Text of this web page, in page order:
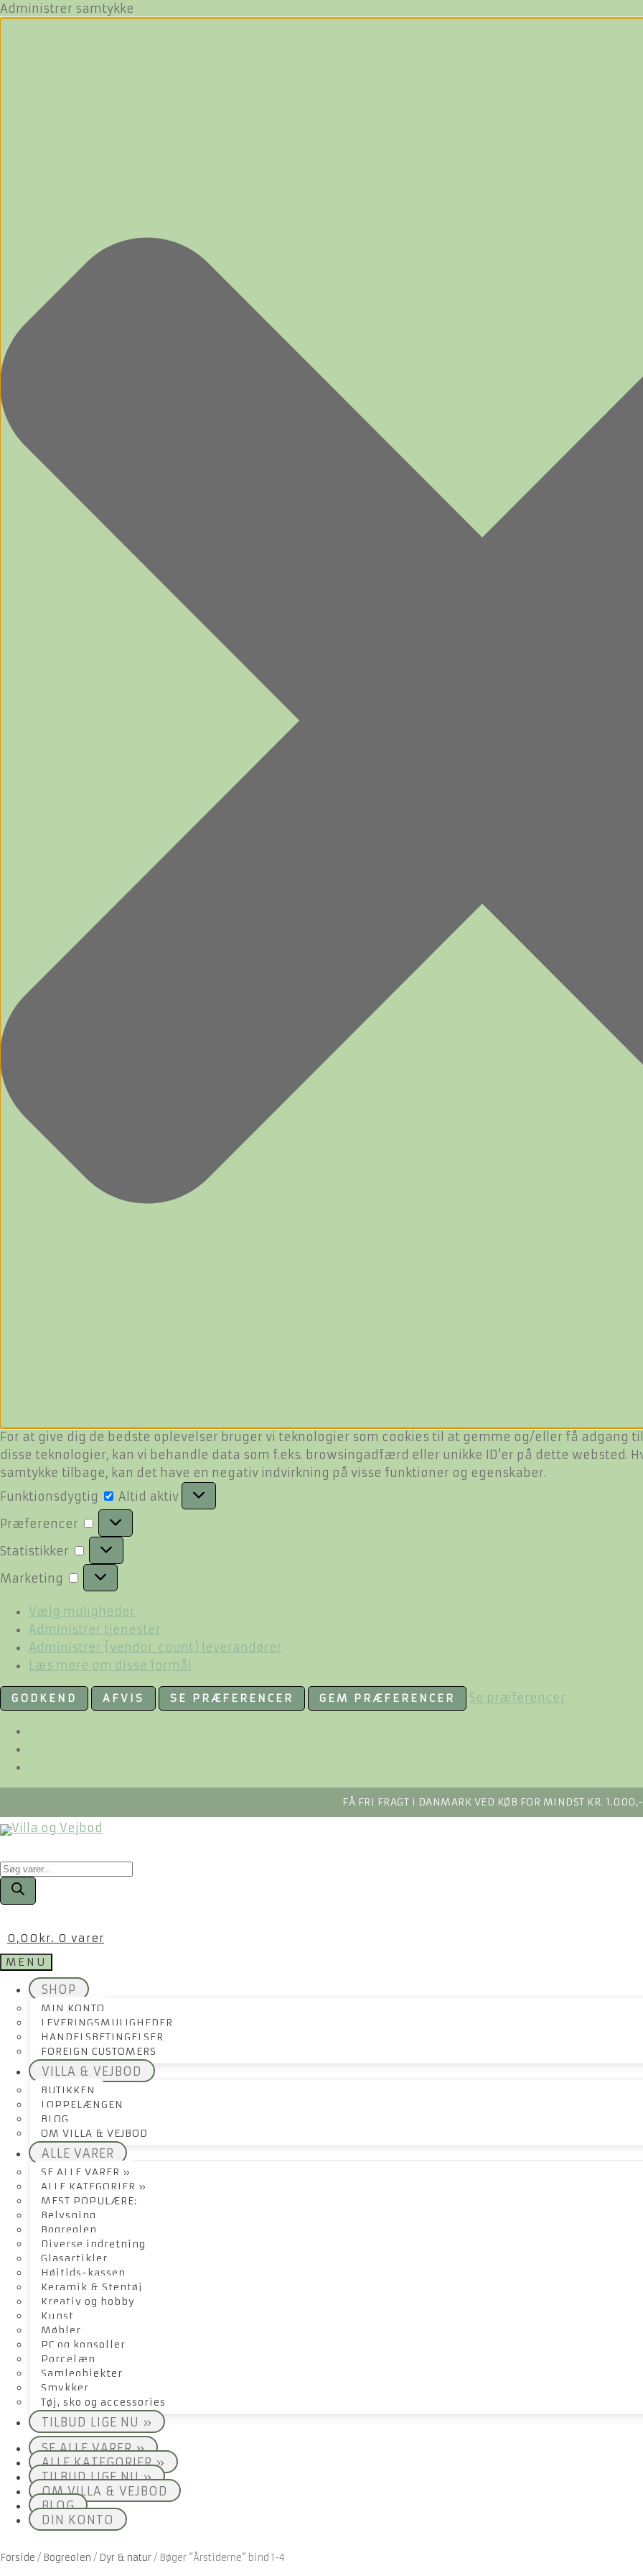
Administrer samtykke
For at give dig de bedste oplevelser bruger vi teknologier som cookies til at gemme og/eller få adgang
disse teknologier, kan vi behandle data som f.eks. browsingadfærd eller unikke ID'er på dette websted.
samtykke tilbage, kan det have en negativ indvirkning på visse funktioner og egenskaber.
Funktionsdygtig
Funktionsdygtig
Altid aktiv
Præferencer
Præferencer
Statistikker Statistikker
Marketing Marketing
Vælg muligheder
Administrer tjenester
Administrer {vendor_count} leverandører
Læs mere om disse formål
GODKEND AFVIS SE PRÆFERENCER GEM PRÆFERENCER Se præferencer
FÅ FRI FRAGT I DANMARK VED KØB FOR MINDST KR. 1.000,-
Products
search
0,00 kr. 0 varer
MENU
SHOP
MIN KONTO
LEVERINGSMULIGHEDER
HANDELSBETINGELSER
FOREIGN CUSTOMERS
VILLA & VEJBOD
BUTIKKEN
LOPPELÆNGEN
BLOG
OM VILLA & VEJBOD
ALLE VARER
SE ALLE VARER »
ALLE KATEGORIER »
MEST POPULÆRE:
Belysning
Bogreolen
Diverse indretning
Glasartikler
Højtids-kassen
Keramik & Stentøj
Kreativ og hobby
Kunst
Møbler
PC og konsoller
Porcelæn
Samleobjekter
Smykker
Tøj, sko og accessories
TILBUD LIGE NU »
SE ALLE VARER »
ALLE KATEGORIER »
TILBUD LIGE NU »
OM VILLA & VEJBOD
BLOG
DIN KONTO
Forside / Bogreolen / Dyr & natur/ Bøger “Årstiderne” bind 1-4